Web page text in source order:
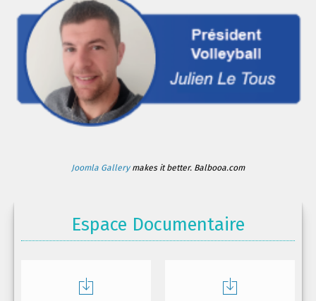
Joomla Gallerymakes it better. Balbooa.com
Espace Documentaire